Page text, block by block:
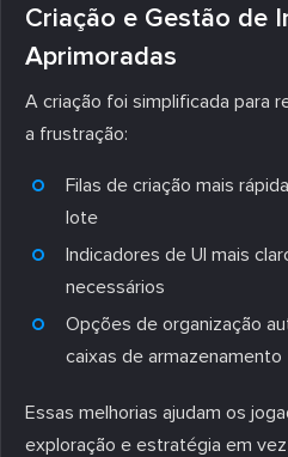
Criação e Gestão de
Aprimoradas
A criação foi simplificada para
a frustração:
Filas de criação mais
lote
Indicadores de UI mais
necessários
Opções de organização
caixas de armazenamento
Essas melhorias ajudam os
exploração e estratégia em